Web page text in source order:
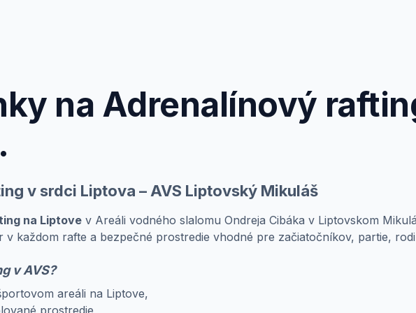
na Adrenalínový
v srdci Liptova – AVS Liptovský Mikuláš
na Liptove v Areáli vodného slalomu Ondreja Cibáka v Liptovskom
každom rafte a bezpečné prostredie vhodné pre začiatočníkov, partie,
v AVS?
areáli na Liptove,